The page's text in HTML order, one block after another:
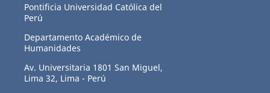
Pontificia Universidad Católica del
Perú
Departamento Académico de
Humanidades
Av. Universitaria 1801 San Miguel,
Lima 32, Lima - Perú